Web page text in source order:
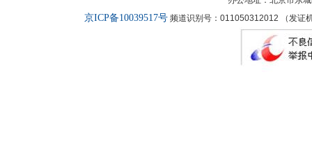
京ICP备10039517号频道识别号：011050312012 （发证